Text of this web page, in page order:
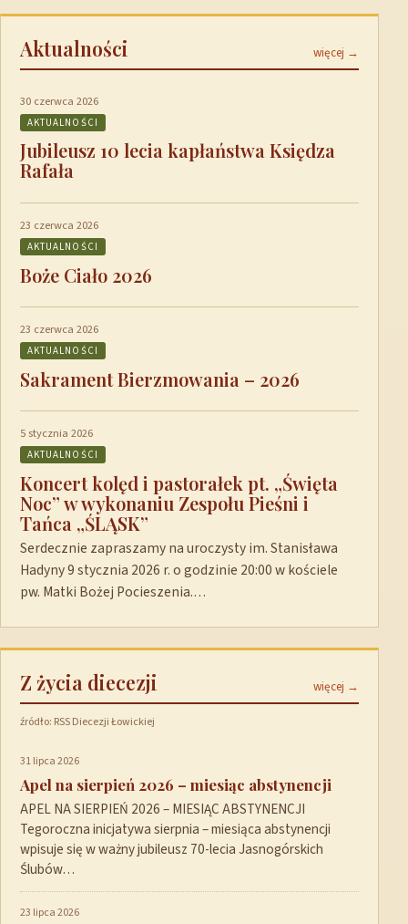
Aktualności więcej →
30 czerwca 2026
AKTUALNOŚCI
Jubileusz 10 lecia kapłaństwa Księdza
Rafała
23 czerwca 2026
AKTUALNOŚCI
Boże Ciało 2026
23 czerwca 2026
AKTUALNOŚCI
Sakrament Bierzmowania – 2026
5 stycznia 2026
AKTUALNOŚCI
Koncert kolęd i pastorałek pt. „Święta
Noc” w wykonaniu Zespołu Pieśni i
Tańca „ŚLĄSK”
Serdecznie zapraszamy na uroczysty im. Stanisława
Hadyny 9 stycznia 2026 r. o godzinie 20:00 w kościele
pw. Matki Bożej Pocieszenia.…
Z życia diecezji więcej →
źródło: RSS Diecezji Łowickiej
31 lipca 2026
Apel na sierpień 2026 – miesiąc abstynencji
APEL NA SIERPIEŃ 2026 – MIESIĄC ABSTYNENCJI
Tegoroczna inicjatywa sierpnia – miesiąca abstynencji
wpisuje się w ważny jubileusz 70-lecia Jasnogórskich
Ślubów…
23 lipca 2026